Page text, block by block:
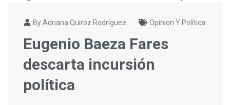
By Adriana Quiroz Rodríguez Opinion Y Política
Eugenio Baeza Fares
descarta incursión
política